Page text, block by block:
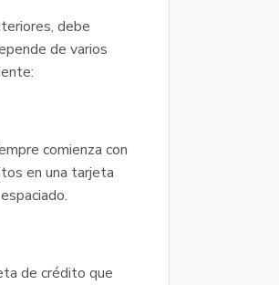
debe
de varios
comienza con
en una tarjeta
de crédito que